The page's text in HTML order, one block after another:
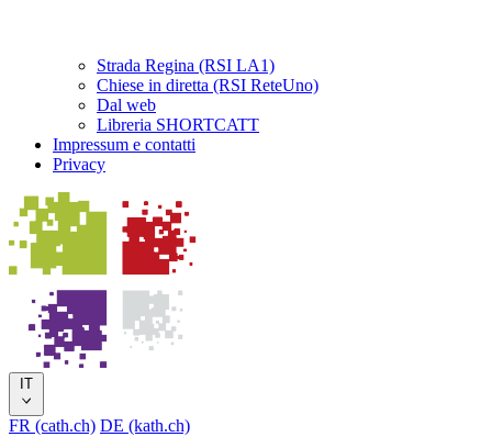
Strada Regina (RSI LA1)
Chiese in diretta (RSI ReteUno)
Dal web
Libreria SHORTCATT
Impressum e contatti
Privacy
IT
FR (cath.ch) DE (kath.ch)